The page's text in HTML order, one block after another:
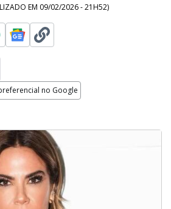
EM 09/02/2026 - 21H52)
no Google